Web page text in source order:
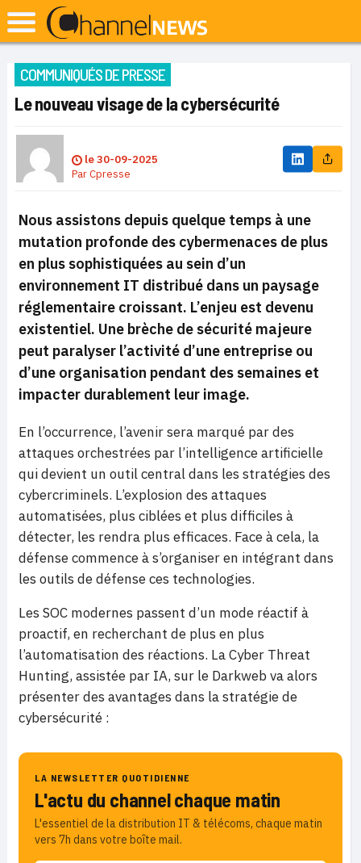
COMMUNIQUÉS DE PRESSE
Le nouveau visage de la cybersécurité
le30-09-2025
ParCpresse
Nous assistons depuis quelque temps à une
mutation profonde des cybermenaces de plus
en plus sophistiquées au sein d’un
environnement IT distribué dans un paysage
réglementaire croissant. L’enjeu est devenu
existentiel. Une brèche de sécurité majeure
peut paralyser l’activité d’une entreprise ou
d’une organisation pendant des semaines et
impacter durablement leur image.
En l’occurrence, l’avenir sera marqué par des
attaques orchestrées par l’intelligence artificielle
qui devient un outil central dans les stratégies des
cybercriminels. L’explosion des attaques
automatisées, plus ciblées et plus difficiles à
détecter, les rendra plus efficaces. Face à cela, la
défense commence à s’organiser en intégrant dans
les outils de défense ces technologies.
Les SOC modernes passent d’un mode réactif à
proactif, en recherchant de plus en plus
l’automatisation des réactions. La Cyber Threat
Hunting, assistée par IA, sur le Darkweb va alors
présenter des avantages dans la stratégie de
cybersécurité :
LA NEWSLETTER QUOTIDIENNE
L'actu du channel chaque matin
L'essentiel de la distribution IT & télécoms, chaque matin
vers 7h dans votre boîte mail.